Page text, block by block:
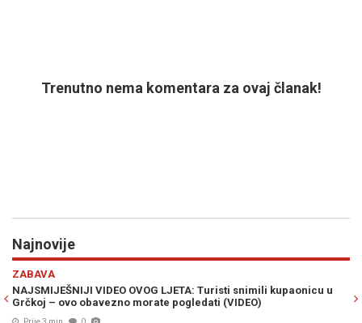
Trenutno nema komentara za ovaj članak!
Najnovije
kupaonicu u
TRŽIŠTE NEKRETNINA NE MIRUJE: Ko u Sarajevu
400.000 KM i više? Ko uzima kredit, a ko plaća u